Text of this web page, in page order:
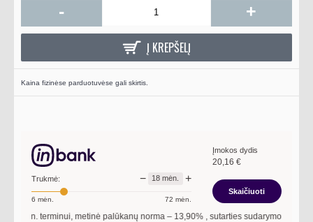
- +
Į KREPŠELĮ
Kaina fizinėse parduotuvėse gali skirtis.
Trukmė: − 18 mėn. +
6 mėn. 72 mėn.
Įmokos dydis
20,16 €
Skaičiuoti
terminui, metinė palūkanų norma –13,90%, sutarties sudarymo mokestis -